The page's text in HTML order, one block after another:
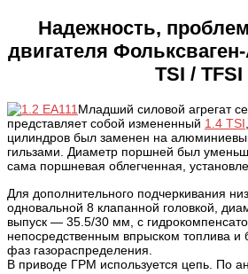
Надежность,
двигателя
TSI / TFSI
Младший силовой агрегат
представляет собой измененный 1.4 TSI
цилиндров был заменен на
гильзами. Диаметр поршней был
сама поршневая облегченная,
Для дополнительного подчеркивания
одновальной 8 клапанной головкой,
выпуск — 35.5/30 мм, с
непосредственным впрыском топлива и
фаз газораспределения.
В приводе ГРМ используется цепь. По